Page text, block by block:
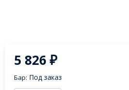
5 826₽
Бар: Под заказ